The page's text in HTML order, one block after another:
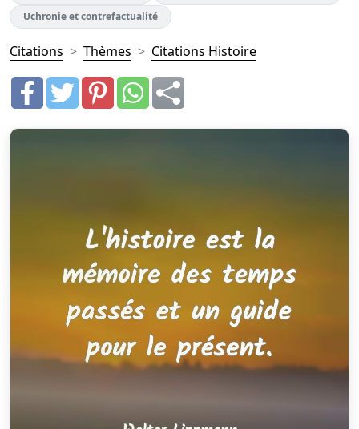
Uchronie et contrefactualité
Citations Thèmes Citations Histoire